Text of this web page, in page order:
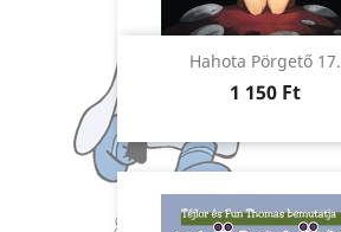
Hahota Pörgető 17.
Ár
1 150 Ft